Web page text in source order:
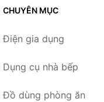
CHUYÊN MỤC
Điện gia dụng
Dụng cụ nhà bếp
Đồ dùng phòng ăn